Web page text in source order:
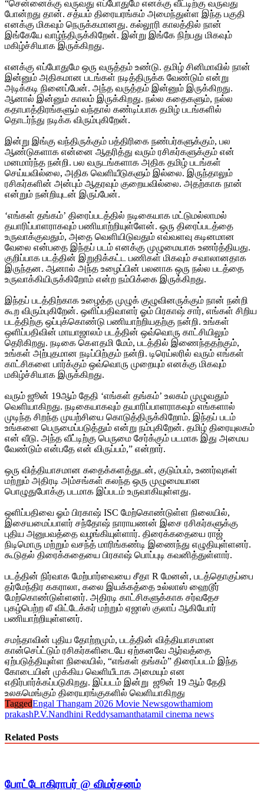
“சென்னைக்கு வருவது எப்போதுமே எனக்கு வீட்டிற்கு வருவது
போன்றது தான். சத்யம் திரையரங்கம் அமைந்துள்ள இந்த பகுதி
எனக்கு மிகவும் நெருக்கமானது. கல்லூரி காலத்தில் நான்
இங்கேயே வாழ்ந்திருக்கிறேன். இன்று இங்கே நிற்பது மிகவும்
மகிழ்ச்சியாக இருக்கிறது.
எனக்கு எப்போதுமே ஒரு வருத்தம் உண்டு. தமிழ் சினிமாவில் நான்
இன்னும் அதிகமான படங்கள் நடித்திருக்க வேண்டும் என்று
அடிக்கடி நினைப்பேன். அந்த வருத்தம் இன்னும் இருக்கிறது.
ஆனால் இன்னும் காலம் இருக்கிறது. நல்ல கதைகளும், நல்ல
கதாபாத்திரங்களும் வந்தால் கண்டிப்பாக தமிழ் படங்களில்
தொடர்ந்து நடிக்க விரும்புகிறேன்.
இன்று இங்கு வந்திருக்கும் பத்திரிகை நண்பர்களுக்கும், பல
ஆண்டுகளாக என்னை ஆதரித்து வரும் ரசிகர்களுக்கும் என்
மனமார்ந்த நன்றி. பல வருடங்களாக அதிக தமிழ் படங்கள்
செய்யவில்லை, அதிக வெளியீடுகளும் இல்லை. இருந்தாலும்
ரசிகர்களின் அன்பும் ஆதரவும் குறையவில்லை. அதற்காக நான்
என்றும் நன்றியுடன் இருப்பேன்.
‘எங்கள் தங்கம்’ திரைப்படத்தில் நடிகையாக மட்டுமல்லாமல்
தயாரிப்பாளராகவும் பணியாற்றியுள்ளேன். ஒரு திரைப்படத்தை
உருவாக்குவதும், அதை வெளியிடுவதும் எவ்வளவு கடினமான
வேலை என்பதை இந்தப் படம் எனக்கு முழுமையாக உணர்த்தியது.
குறிப்பாக படத்தின் இறுதிக்கட்ட பணிகள் மிகவும் சவாலானதாக
இருந்தன. ஆனால் அந்த உழைப்பின் பலனாக ஒரு நல்ல படத்தை
உருவாக்கியிருக்கிறோம் என்ற நம்பிக்கை இருக்கிறது.
இந்தப் படத்திற்காக உழைத்த முழுக் குழுவினருக்கும் நான் நன்றி
கூற விரும்புகிறேன். ஒளிப்பதிவாளர் ஓம் பிரகாஷ் சார், எங்கள் சிறிய
படத்திற்கு ஒப்புக்கொண்டு பணியாற்றியதற்கு நன்றி. உங்கள்
ஒளிப்பதிவின் மாயாஜாலம் படத்தின் ஒவ்வொரு காட்சியிலும்
தெரிகிறது. நடிகை கௌதமி மேம், படத்தில் இணைந்ததற்கும்,
உங்கள் அற்புதமான நடிப்பிற்கும் நன்றி. டிரெய்லரில் வரும் எங்கள்
காட்சிகளை பார்க்கும் ஒவ்வொரு முறையும் எனக்கு மிகவும்
மகிழ்ச்சியாக இருக்கிறது.
வரும் ஜூன் 19ஆம் தேதி ‘எங்கள் தங்கம்’ உலகம் முழுவதும்
வெளியாகிறது. நடிகையாகவும் தயாரிப்பாளராகவும் எங்களால்
முடிந்த சிறந்த முயற்சியை கொடுத்திருக்கிறோம். இந்தப் படம்
உங்களை பெருமைப்படுத்தும் என்று நம்புகிறேன். தமிழ் திரையுலகம்
என் வீடு. அந்த வீட்டிற்கு பெருமை சேர்க்கும் படமாக இது அமைய
வேண்டும் என்பதே என் விருப்பம்,” என்றார்.
ஒரு வித்தியாசமான கதைக்களத்துடன், குடும்பம், உணர்வுகள்
மற்றும் அதிரடி அம்சங்கள் கலந்த ஒரு முழுமையான
பொழுதுபோக்கு படமாக இப்படம் உருவாகியுள்ளது.
ஒளிப்பதிவை ஓம் பிரகாஷ் ISC மேற்கொண்டுள்ள நிலையில்,
இசையமைப்பாளர் சந்தோஷ் நாராயணன் இசை ரசிகர்களுக்கு
புதிய அனுபவத்தை வழங்கியுள்ளார். திரைக்கதையை ராஜ்
நிடிமொரு மற்றும் வசந்த் மாரிங்கண்டி இணைந்து எழுதியுள்ளனர்.
கூடுதல் திரைக்கதையை பிரகாஷ் பொப்புடி கவனித்துள்ளார்.
படத்தின் நிர்வாக மேற்பார்வையை சீதா R மேனன், படத்தொகுப்பை
தர்மேந்திர ககராலா, கலை இயக்கத்தை உல்லாஸ் ஹைடூர்
மேற்கொண்டுள்ளனர். அதிரடி காட்சிகளுக்காக சர்வதேச
புகழ்பெற்ற லீ விட்டேக்கர் மற்றும் ஏஜாஸ் குலாப் ஆகியோர்
பணியாற்றியுள்ளனர்.
சமந்தாவின் புதிய தோற்றமும், படத்தின் வித்தியாசமான
கான்செப்ட்டும் ரசிகர்களிடையே ஏற்கனவே ஆர்வத்தை
ஏற்படுத்தியுள்ள நிலையில், “எங்கள் தங்கம்” திரைப்படம் இந்த
கோடையின் முக்கிய வெளியீடாக அமையும் என
எதிர்பார்க்கப்படுகிறது. இப்படம் இன்று ஜூன் 19 ஆம் தேதி
உலகமெங்கும் திரையரங்குகளில் வெளியாகிறது
TaggedEngal Thangam 2026 Movie Newsgowthamiom
prakashP.V.Nandhini Reddysamanthatamil cinema news
Related Posts
போட்டோகிராபர் @ விமர்சனம்